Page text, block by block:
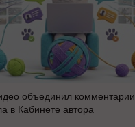
объединил комментарии
в Кабинете автора